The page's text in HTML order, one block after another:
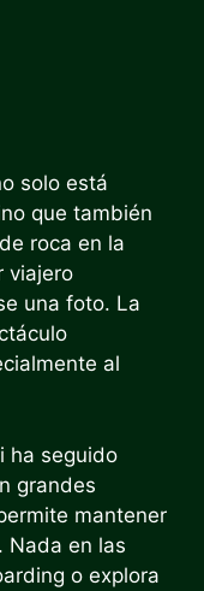
solo está
que también
roca en la
viajero
una foto. La
al
ha seguido
grandes
mantener
Nada en las
o explora